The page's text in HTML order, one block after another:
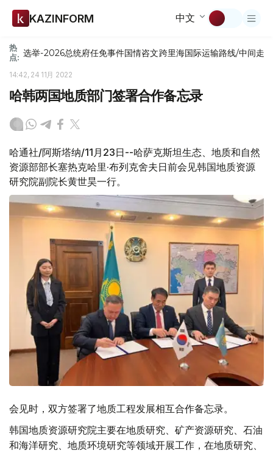
KAZINFORM 中文
热
点: 选举-2026总统府任免事件国情咨文跨里海国际运输路线/中间走廊
14:42, 24 11月 2022
哈韩两国地质部门签署合作备忘录
哈通社/阿斯塔纳/11月23日--哈萨克斯坦生态、地质和自然
资源部部长塞热克哈里·布列克舍夫日前会见韩国地质资源
研究院副院长黄世昊一行。
会见时，双方签署了地质工程发展相互合作备忘录。
韩国地质资源研究院主要在地质研究、矿产资源研究、石油
和海洋研究、地质环境研究等领域开展工作，在地质研究、